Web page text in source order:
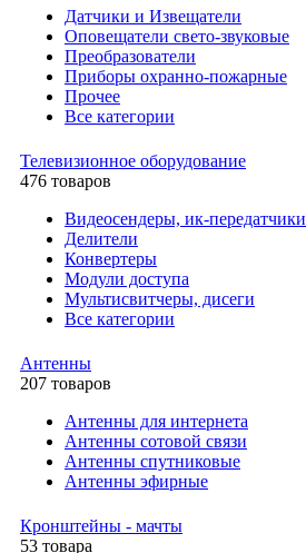
Датчики и Извещатели
Оповещатели свето-звуковые
Преобразователи
Приборы охранно-пожарные
Прочее
Все категории
Телевизионное оборудование
476 товаров
Видеосендеры, ик-передатчики
Делители
Конвертеры
Модули доступа
Мультисвитчеры, дисеги
Все категории
Антенны
207 товаров
Антенны для интернета
Антенны сотовой связи
Антенны спутниковые
Антенны эфирные
Кронштейны - мачты
53 товара